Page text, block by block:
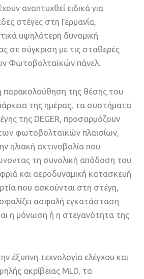
αναπτυχθεί ειδικά για
στέγες στη Γερμανία,
υψηλότερη δυναμική
σε σύγκριση με τις σταθερές
Φωτοβολταϊκών πάνελ.
παρακολούθηση της θέσης του
της ημέρας, τα συστήματα
της DEGER, προσαρμόζουν
φωτοβολταϊκών πλαισίων,
ηλιακή ακτινοβολία που
τη συνολική απόδοση του
και αεροδυναμική κατασκευή
που ασκούνται στη στέγη,
ασφαλή εγκατάσταση
η μόνωση ή η στεγανότητα της
έξυπνη τεχνολογία ελέγχου και
ακρίβειας MLD, τα